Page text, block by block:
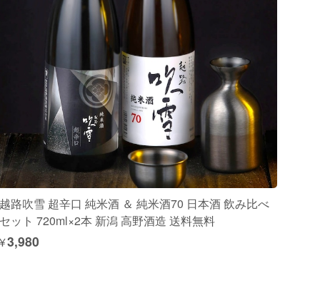
越路吹雪 超辛口 純米酒 ＆ 純米酒70 日本酒 飲み比べ
セット 720ml×2本 新潟 高野酒造 送料無料
¥3,980